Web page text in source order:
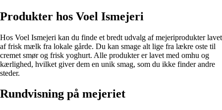
Produkter hos Voel Ismejeri
Hos Voel Ismejeri kan du finde et bredt udvalg af mejeriprodukter lavet
af frisk mælk fra lokale gårde. Du kan smage alt lige fra lækre oste til
cremet smør og frisk yoghurt. Alle produkter er lavet med omhu og
kærlighed, hvilket giver dem en unik smag, som du ikke finder andre
steder.
Rundvisning på mejeriet